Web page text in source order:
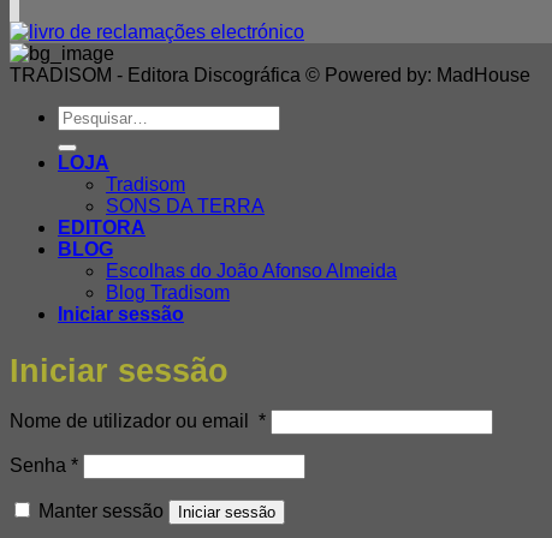
TRADISOM - Editora Discográfica © Powered by: MadHouse
Pesquisar
por:
LOJA
Tradisom
SONS DA TERRA
EDITORA
BLOG
Escolhas do João Afonso Almeida
Blog Tradisom
Iniciar sessão
Iniciar sessão
Nome de utilizador ou email *Obrigatório
Senha *Obrigatório
Manter sessão Iniciar sessão